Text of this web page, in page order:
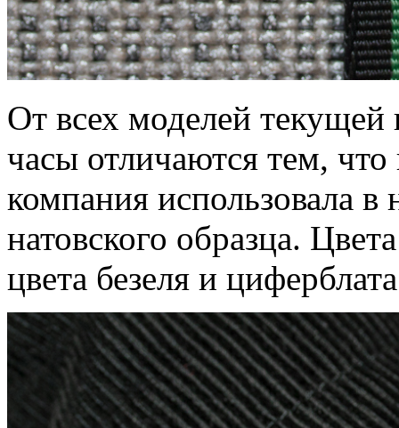
От всех моделей
часы отличаются тем,
компания использовала
натовского образца.
цвета безеля и